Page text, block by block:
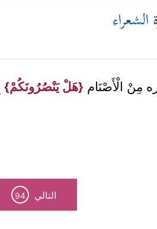
الشعراء
مِنْ الْأَصْنَام {هَلْ يَنْصُرُونَكُمْ}
التالي 94